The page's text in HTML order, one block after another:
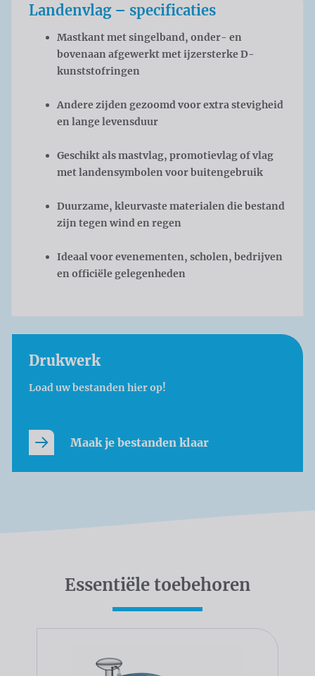
Landenvlag – specificaties
Mastkant met singelband, onder- en
bovenaan afgewerkt met ijzersterke D-
kunststofringen
Andere zijden gezoomd voor extra stevigheid
en lange levensduur
Geschikt als mastvlag, promotievlag of vlag
met landensymbolen voor buitengebruik
Duurzame, kleurvaste materialen die bestand
zijn tegen wind en regen
Ideaal voor evenementen, scholen, bedrijven
en officiële gelegenheden
Drukwerk
Load uw bestanden hier op!
Maak je bestanden klaar
Essentiële toebehoren